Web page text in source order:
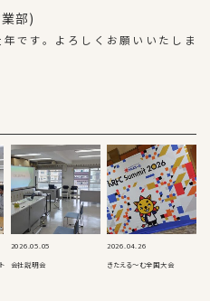
部)
年です。よろしくお願いいたしま
2026.05.05
会社説明会
2026.04.26
きたえる～む全国大会